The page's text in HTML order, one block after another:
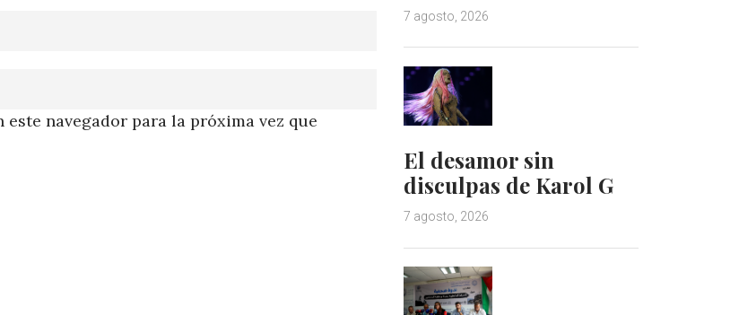
navegador para la próxima vez que
7 agosto, 2026
El desamor sin
disculpas de Karol G
7 agosto, 2026